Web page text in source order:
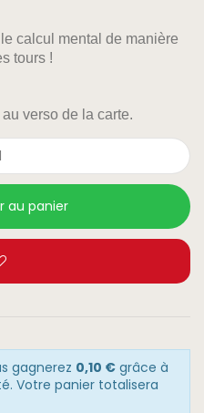
calcul mental de manière
tours !
verso de la carte.
au panier
gagnerez 0,10 €grâce à
Votre panier totalisera